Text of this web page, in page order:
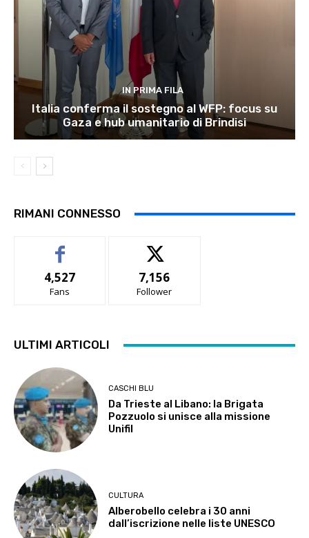
IN PRIMA FILA
Italia conferma il sostegno al WFP: focus su
Gaza e hub umanitario di Brindisi
RIMANI CONNESSO
4,527
Fans
7,156
Follower
ULTIMI ARTICOLI
CASCHI BLU
Da Trieste al Libano: la Brigata
Pozzuolo si unisce alla missione
Unifil
CULTURA
Alberobello celebra i 30 anni
dall’iscrizione nelle liste UNESCO